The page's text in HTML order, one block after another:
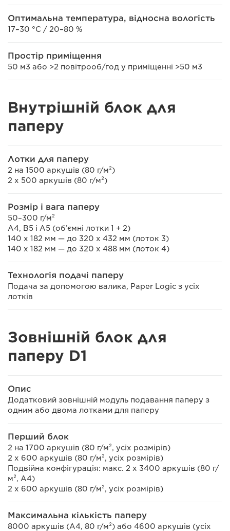
Оптимальна температура, відносна вологість
17–30 °C / 20–80 %
Простір приміщення
50 м3 або >2 повітрооб/год у приміщенні >50 м3
Внутрішній блок для
паперу
Лотки для паперу
2 на 1500 аркушів (80 г/м²)
2 x 500 аркушів (80 г/м²)
Розмір і вага паперу
50–300 г/м²
A4, B5 і A5 (об’ємні лотки 1 + 2)
140 х 182 мм — до 320 x 432 мм (лоток 3)
140 х 182 мм — до 320 x 488 мм (лоток 4)
Технологія подачі паперу
Подача за допомогою валика, Paper Logic з усіх
лотків
Зовнішній блок для
паперу D1
Опис
Додатковий зовнішній модуль подавання паперу з
одним або двома лотками для паперу
Перший блок
2 на 1700 аркушів (80 г/м², усіх розмірів)
2 x 600 аркушів (80 г/м², усіх розмірів)
Подвійна конфігурація: макс. 2 x 3400 аркушів (80 г/
м², А4)
2 x 600 аркушів (80 г/м², усіх розмірів)
Максимальна кількість паперу
8000 аркушів (A4, 80 г/м²) або 4600 аркушів (усіх